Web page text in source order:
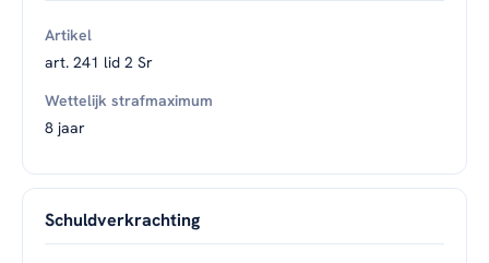
art. 241 lid 2 Sr
8 jaar
Schuldverkrachting